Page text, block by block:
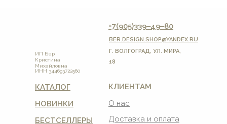
Доставка и оплата
О нас
КЛИЕНТАМ
БЕСТСЕЛЛЕРЫ
НОВИНКИ
КАТАЛОГ
BER.DESIGN.SHOP@YANDEX.RU
Г. ВОЛГОГРАД, УЛ. МИРА,
18
+7(905)339‒49‒80
ИНН 344693722560
ИП Бер
Кристина
Михайловна